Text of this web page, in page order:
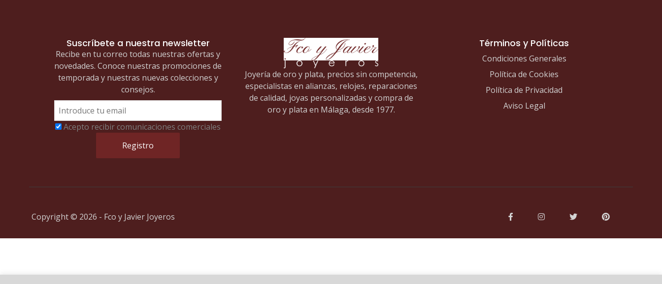
Suscríbete a nuestra newsletter
Recibe en tu correo todas nuestras ofertas y
novedades. Conoce nuestras promociones de
temporada y nuestras nuevas colecciones y
consejos.
Acepto recibir comunicaciones comerciales
Joyería de oro y plata, precios sin competencia,
especialistas en alianzas, relojes, reparaciones
de calidad, joyas personalizadas y compra de
oro y plata en Málaga, desde 1977.
Términos y Políticas
Condiciones Generales
Política de Cookies
Política de Privacidad
Aviso Legal
Copyright © 2026 - Fco y Javier Joyeros